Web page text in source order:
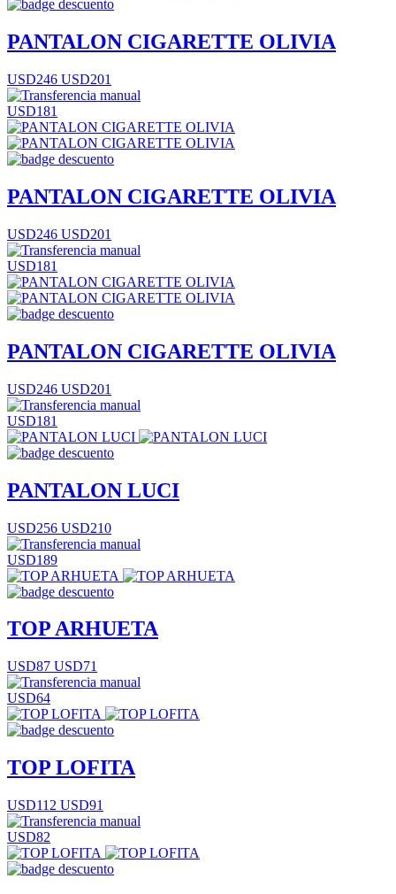
PANTALON CIGARETTE OLIVIA
USD246 USD201
USD181
PANTALON CIGARETTE OLIVIA
USD246 USD201
USD181
PANTALON CIGARETTE OLIVIA
USD246 USD201
USD181
PANTALON LUCI
USD256 USD210
USD189
TOP ARHUETA
USD87 USD71
USD64
TOP LOFITA
USD112 USD91
USD82